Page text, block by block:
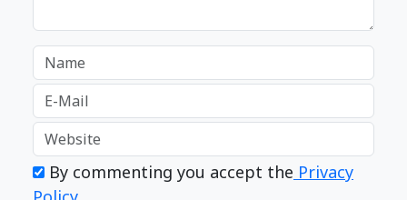
By commenting you accept the Privacy